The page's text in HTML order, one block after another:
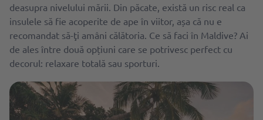
deasupra nivelului mării. Din păcate, există un risc real ca
insulele să fie acoperite de ape în viitor, așa că nu e
recomandat să-ţi amâni călătoria. Ce să faci în Maldive? Ai
de ales între două opțiuni care se potrivesc perfect cu
decorul: relaxare totală sau sporturi.